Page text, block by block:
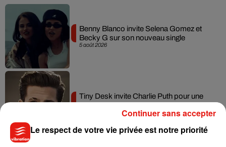
5 août 2026
Benny Blanco invite Selena Gomez et
Becky G sur son nouveau single
Tiny Desk invite Charlie Puth pour une
live session solaire
Le respect de votre vie privée est notre priorité
Continuer sans accepter